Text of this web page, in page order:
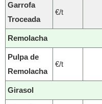
Garrofa
Troceada
€/t
Remolacha
Pulpa de
Remolacha
€/t
Girasol